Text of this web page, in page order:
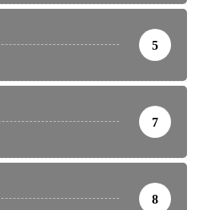
5
7
8